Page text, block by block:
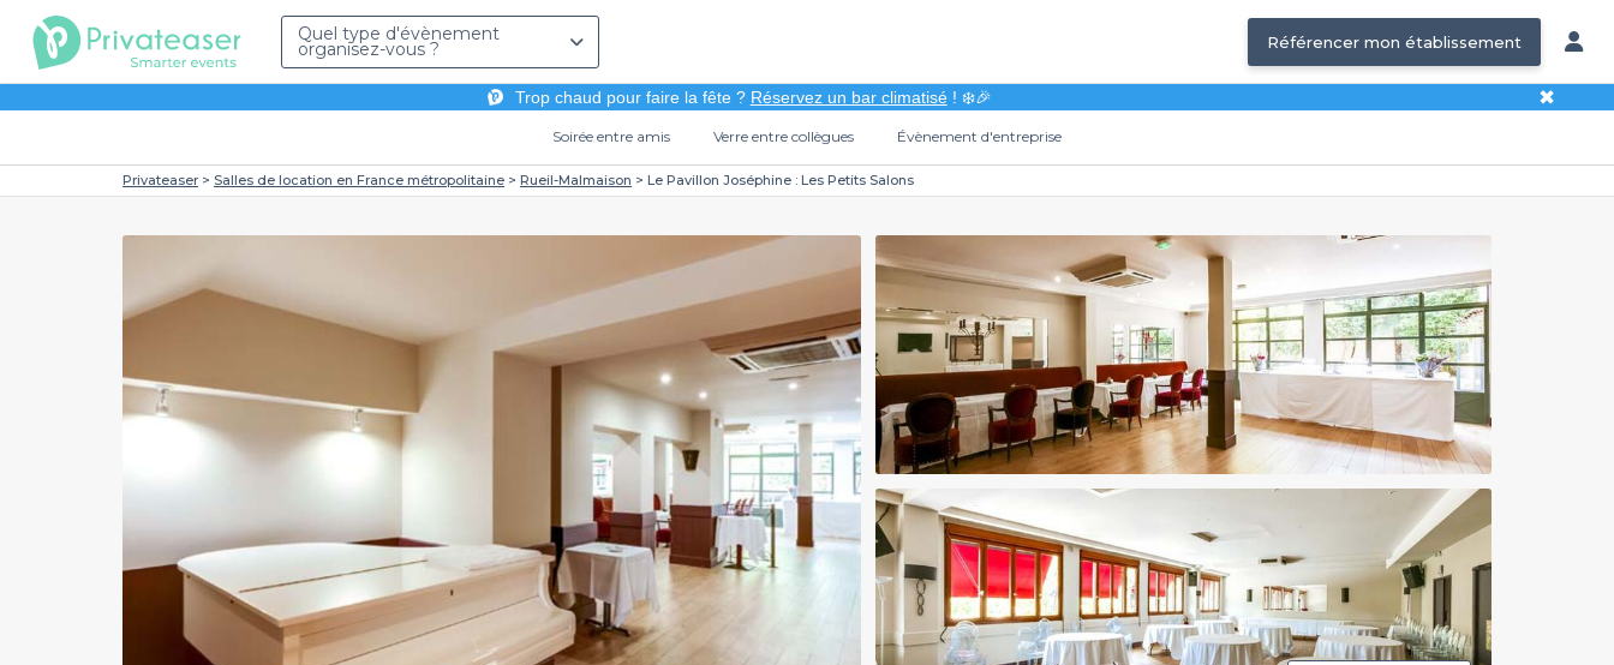
Quel type d'évènement
organisez-vous ? Référencer mon établissement
Trop chaud pour faire la fête ? Réservez un bar climatisé! ❄️🎉 ✖
Soirée entre amis Verre entre collègues Évènement d'entreprise
Privateaser Salles de location en France métropolitaine Rueil-Malmaison Le Pavillon Joséphine : Les Petits Salons